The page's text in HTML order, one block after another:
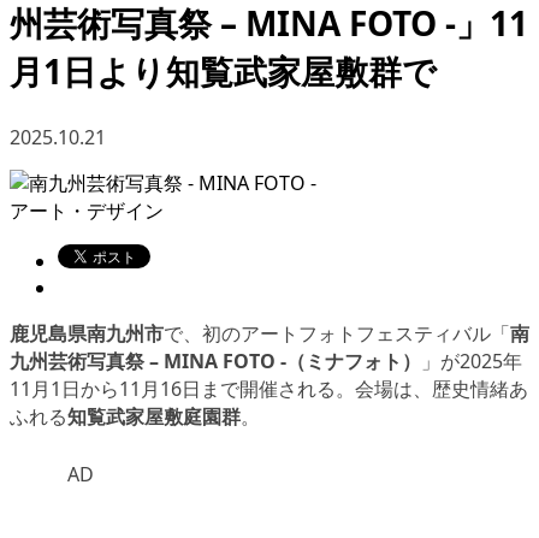
州芸術写真祭 – MINA FOTO -」11
月1日より知覧武家屋敷群で
2025.10.21
アート・デザイン
鹿児島県南九州市で、初のアートフォトフェスティバル「南
九州芸術写真祭 – MINA FOTO -（ミナフォト）
」が2025年
11月1日から11月16日まで開催される。会場は、歴史情緒あ
ふれる知覧武家屋敷庭園群。
AD